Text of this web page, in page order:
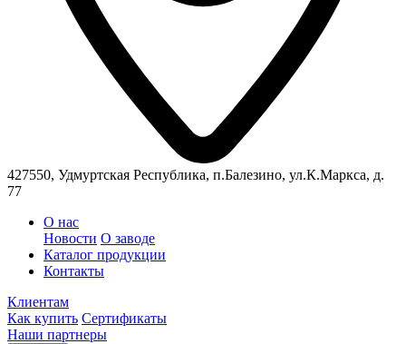
427550, Удмуртская Республика, п.Балезино, ул.К.Маркса, д.
77
О нас
Новости О заводе
Каталог продукции
Контакты
Клиентам
Как купить Сертификаты
Наши партнеры